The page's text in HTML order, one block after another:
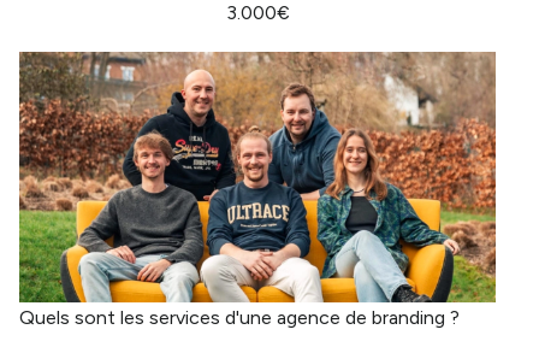
3.000€
Quels sont les services d'une agence de branding ?